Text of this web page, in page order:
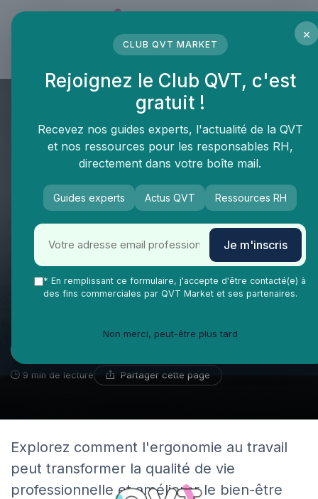
QVT Market Espaces travail
Améliorer l'ergonomie au
travail pour un bien-être
9 min de lecture Partager cette page
Explorez comment l'ergonomie au travail
peut transformer la qualité de vie
professionnelle et améliorer le bien-être
×
CLUB QVT MARKET
Rejoignez le Club QVT, c'est
gratuit !
Recevez nos guides experts, l'actualité de la QVT
et nos ressources pour les responsables RH,
directement dans votre boîte mail.
Guides experts Actus QVT Ressources RH
Je m'inscris
* En remplissant ce formulaire, j'accepte d'être contacté(e) à
des fins commerciales par QVT Market et ses partenaires.
Non merci, peut-être plus tard
Panneau de gestion des cookies